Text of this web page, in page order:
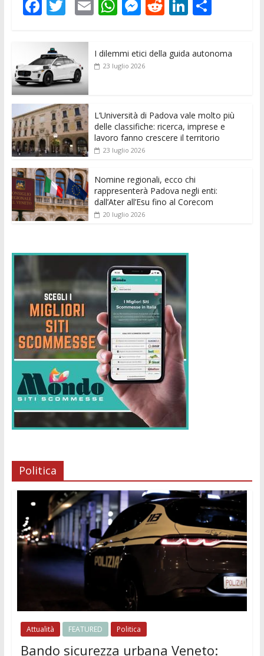
F
e
b
o
o
k
itt
er
E
ai
l
W
s
p
M
ss
e
er
R
di
Li
e di
I dilemmi etici della guida autonoma
23 luglio 2026
L’Università di Padova vale molto più
delle classifiche: ricerca, imprese e
lavoro fanno crescere il territorio
23 luglio 2026
Nomine regionali, ecco chi
rappresenterà Padova negli enti:
dall’Ater all’Esu fino al Corecom
20 luglio 2026
Politica
Attualità FEATURED Politica
Bando sicurezza urbana Veneto: